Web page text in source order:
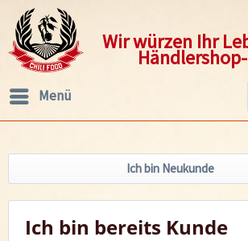
Wir würzen Ihr
Händlershop-
Menü
Ich bin Neukunde
Ich bin bereits Kunde